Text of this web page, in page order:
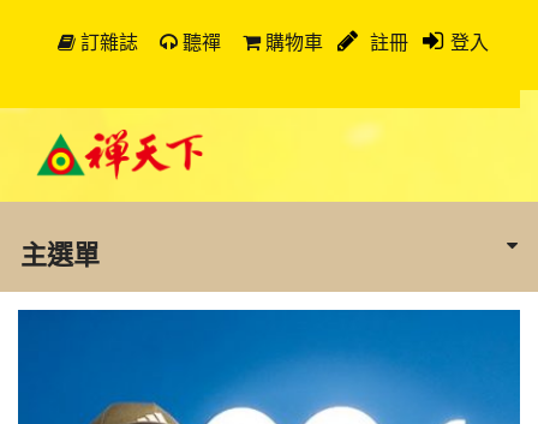
訂雜誌 聽禪 購物車 註冊 登入
主選單